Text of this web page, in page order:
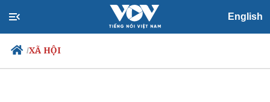
English
/XÃ HỘI